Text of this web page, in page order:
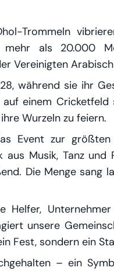
Trommeln
als 20.000
Vereinigten
während sie ihr
einem Cricketfeld
Wurzeln zu feiern.
Event zur größten
Musik, Tanz
Die Menge
unsere
Fest, sondern ein
– ein